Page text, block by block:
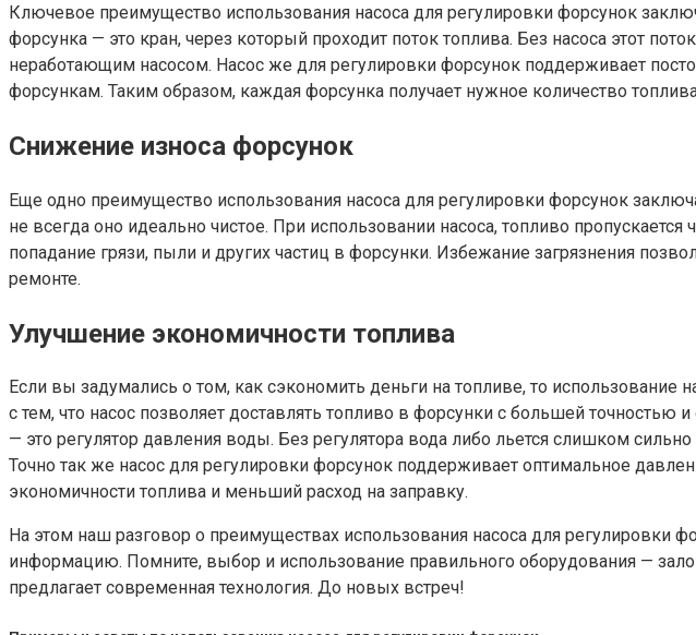
Ключевое преимущество использования насоса для регулировки форсунок
форсунка — это кран, через который проходит поток топлива. Без насоса этот
неработающим насосом. Насос же для регулировки форсунок поддерживает
форсункам. Таким образом, каждая форсунка получает нужное количество
Снижение износа форсунок
Еще одно преимущество использования насоса для регулировки форсунок
не всегда оно идеально чистое. При использовании насоса, топливо
попадание грязи, пыли и других частиц в форсунки. Избежание загрязнения
ремонте.
Улучшение экономичности топлива
Если вы задумались о том, как сэкономить деньги на топливе, то
с тем, что насос позволяет доставлять топливо в форсунки с большей
— это регулятор давления воды. Без регулятора вода либо льется слишком
Точно так же насос для регулировки форсунок поддерживает оптимальное
экономичности топлива и меньший расход на заправку.
На этом наш разговор о преимуществах использования насоса для
информацию. Помните, выбор и использование правильного оборудования —
предлагает современная технология. До новых встреч!